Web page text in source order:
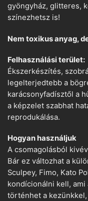
gyöngyház, glitteres,
színezhetsz is!
Nem toxikus anyag,
Felhasználási terület:
Ékszerkészítés,
legelterjedtebb a
karácsonyfadísztől a
a képzelet szabhat
reprodukálása.
Hogyan használjuk
A csomagolásból
Bár ez változhat a
Sculpey, Fimo, Kato
kondícionálni kell,
történhet a